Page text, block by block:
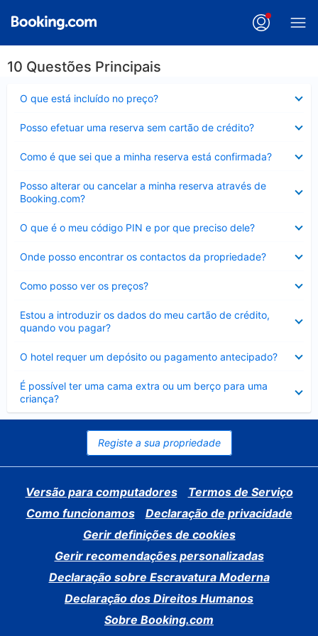
10 Questões Principais
O que está incluído no preço?
fechado
Posso efetuar uma reserva sem cartão de crédito?
fechado
Como é que sei que a minha reserva está confirmada?
fechado
Posso alterar ou cancelar a minha reserva através de
Booking.com?
fechado
O que é o meu código PIN e por que preciso dele?
fechado
Onde posso encontrar os contactos da propriedade?
fechado
Como posso ver os preços?
fechado
Estou a introduzir os dados do meu cartão de crédito,
quando vou pagar?
fechado
O hotel requer um depósito ou pagamento antecipado?
fechado
É possível ter uma cama extra ou um berço para uma
criança?
Elemento
fechado
Registe a sua propriedade
Versão para computadores
Termos de Serviço
Como funcionamos
Declaração de privacidade
Gerir definições de cookies
Gerir recomendações personalizadas
Declaração sobre Escravatura Moderna
Declaração dos Direitos Humanos
Sobre Booking.com